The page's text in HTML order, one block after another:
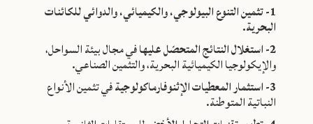
1- تثمين التنوع البيولوجي، والكيميائي، والدوائي للكائنات
البحرية.
2- استغلال النتائج المتحصّل عليهافي مجال بيئة السواحل،
والإيكولوجيا الكيميائية البحرية، والتثمين الصناعي.
3- استثمار المعطيات الإثنوفارماكولوجية
في تثمين الأنواع
النباتية المتوطنة.